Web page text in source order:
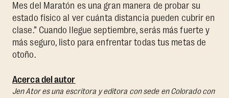
Mes del Maratón es una gran manera de probar su
estado físico al ver cuánta distancia pueden cubrir en
clase.” Cuando llegue septiembre, serás más fuerte y
más seguro, listo para enfrentar todas tus metas de
otoño.
Acerca del autor
Jen Ator es una escritora y editora con sede en Colorado con